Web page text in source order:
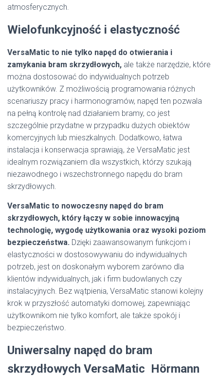
atmosferycznych.
Wielofunkcyjność i elastyczność
VersaMatic to nie tylko napęd do otwierania i
zamykania bram skrzydłowych, ale także narzędzie, które
można dostosować do indywidualnych potrzeb
użytkowników. Z możliwością programowania różnych
scenariuszy pracy i harmonogramów, napęd ten pozwala
na pełną kontrolę nad działaniem bramy, co jest
szczególnie przydatne w przypadku dużych obiektów
komercyjnych lub mieszkalnych. Dodatkowo, łatwa
instalacja i konserwacja sprawiają, że VersaMatic jest
idealnym rozwiązaniem dla wszystkich, którzy szukają
niezawodnego i wszechstronnego napędu do bram
skrzydłowych.
VersaMatic to nowoczesny napęd do bram
skrzydłowych, który łączy w sobie innowacyjną
technologię, wygodę użytkowania oraz wysoki poziom
bezpieczeństwa. Dzięki zaawansowanym funkcjom i
elastyczności w dostosowywaniu do indywidualnych
potrzeb, jest on doskonałym wyborem zarówno dla
klientów indywidualnych, jak i firm budowlanych czy
instalacyjnych. Bez wątpienia, VersaMatic stanowi kolejny
krok w przyszłość automatyki domowej, zapewniając
użytkownikom nie tylko komfort, ale także spokój i
bezpieczeństwo.
Uniwersalny napęd do bram
skrzydłowych VersaMatic Hörmann